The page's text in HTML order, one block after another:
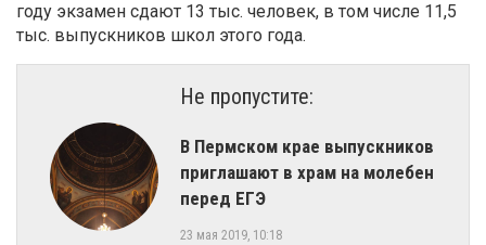
году экзамен сдают 13 тыс. человек, в том числе 11,5
тыс. выпускников школ этого года.
Не пропустите:
В Пермском крае выпускников
приглашают в храм на молебен
перед ЕГЭ
23 мая 2019, 10:18